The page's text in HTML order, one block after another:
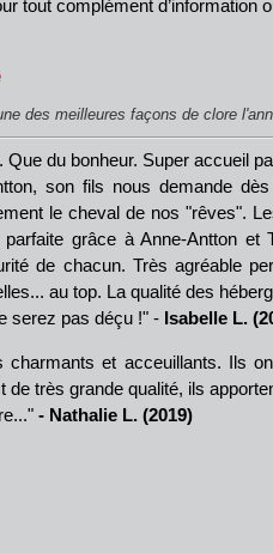
tout complément d’information
des meilleures façons de clore
du bonheur. Super accueil
son fils nous demande
le cheval de nos "rêves".
grâce à Anne-Antton et
de chacun. Très agréable
au top. La qualité des
serez pas déçu !" - Isabelle L.
charmants et acceuillants. Ils
de très grande qualité, ils
- Nathalie L. (2019)